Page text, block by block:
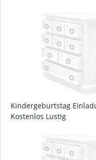
Kindergeburtstag
Kostenlos Lustig